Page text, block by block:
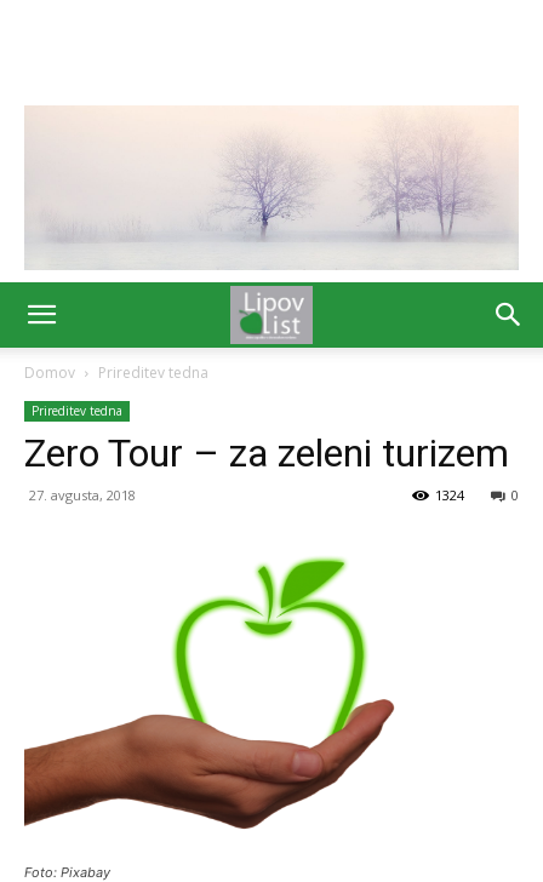
Domov Prireditev tedna
Prireditev tedna
Zero Tour – za zeleni turizem
27. avgusta, 2018 0
1324
Foto: Pixabay